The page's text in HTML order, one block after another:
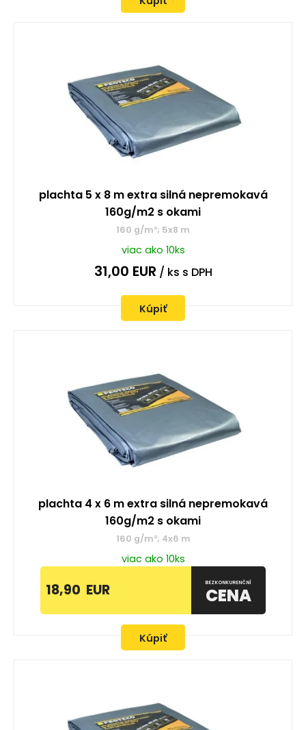
plachta 5 x 8 m extra silná nepremokavá
160g/m2 s okami
160 g/m²; 5x8 m
viac ako 10ks
31,00 EUR / ks s DPH
Kúpiť
plachta 4 x 6 m extra silná nepremokavá
160g/m2 s okami
160 g/m²; 4x6 m
viac ako 10ks
18,90 EUR BEZKONKURENČNÍ
CENA
Kúpiť